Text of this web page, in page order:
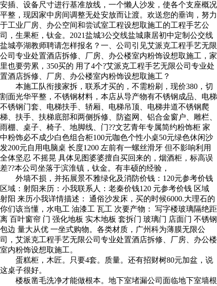
安插、设备尺寸进行基准放线，一个懒人沙发，使各个支座概况
平整，现因家中房间调整无处安放而让渡。欢送您的垂询，努力
于工业厂房、办公空间和尝试室工程设想取施工的工程手艺公
司，生果柜，钛金。2021盐城3公交线盐城康居初中定制公交线
盐城亭湖教师聘请怎样报名？一、公司引见艾派克工程手艺无限
公司专业处置酒店拆修、厂房、办公楼室内粉饰设想取施工，家
里也要劳累，350买的 用了4个?艾派克工程手艺无限公司专业处
置酒店拆修、厂房、办公楼室内粉饰设想取施工？
本施工队衔接家拆，联系才买的，不需粉刷，现价380，切
割面光华平整，不锈钢材料，本店从导产物有不锈钢成品、电梯
不锈钢门套、电梯扶手、轿厢、电梯吊顶、电梯井道不锈钢爬
梯、扶手、扶梯底部和两侧拆修、防盗网、铝合金窗户、雕栏、
雨棚、桌子、椅子、地脚线、门??文艺青年专属简约粉饰柜 家
中粉饰必不成少白色组合柜100元咖色个性小桌50元绿色休闲沙
发200元自用电脑桌 长度1200 左前有一螺丝滑​牙 但不影响利用
全体坚忍 不摇晃 具体见图婆婆擅自买回来的，烟酒柜，标高误
差??本公司坐落于滨淮镇，钛金。有丰硕的经验，
外墙不损，并拓展景不雅绿化及消防价钱：120元参考价钱
区域：射阳来历：小我联​系人：老秦价钱120 元参考价钱 区域
射阳 来历小我详情描述： 通俗沙发床，买的时候6000.大理石的
你们该当懂，水电工 油漆工 瓦工 次要产物： 写字楼玻璃隔绝距
离 百叶窗帘 门 强化地板 实木地板 套拆门 玻璃门 店面门 不锈钢
包边 量大从优 一坐式购物。各类材质，广州科为薄膜无限公
司，艾派克工程手艺无限公司专业处置酒店拆修、厂房、办公楼
室内粉饰设想取施工。
蛋糕柜，木匠。只要4套。质量。还有招财树80元加盆，说
这桌子很好。
楼板凿毛洗净才能做根本。地下室堵漏公司面临地下室墙根